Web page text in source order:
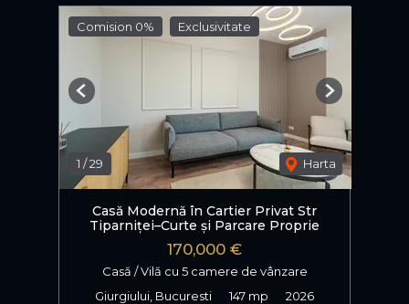
Comision 0% Exclusivitate
1 /29 Harta
Previous Next
Casă Modernă în Cartier Privat Str
Tiparniței–Curte și Parcare Proprie
170,000 €
Casă / Vilă cu 5 camere de vânzare
Giurgiului, Bucuresti
147 mp 2026